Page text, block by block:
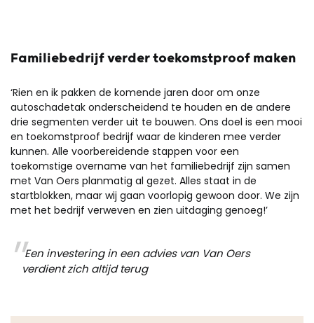
Familiebedrijf verder toekomstproof maken
‘Rien en ik pakken de komende jaren door om onze
autoschadetak onderscheidend te houden en de andere
drie segmenten verder uit te bouwen. Ons doel is een mooi
en toekomstproof bedrijf waar de kinderen mee verder
kunnen. Alle voorbereidende stappen voor een
toekomstige overname van het familiebedrijf zijn samen
met Van Oers planmatig al gezet. Alles staat in de
startblokken, maar wij gaan voorlopig gewoon door. We zijn
met het bedrijf verweven en zien uitdaging genoeg!’
Een investering in een advies van Van Oers
verdient zich altijd terug